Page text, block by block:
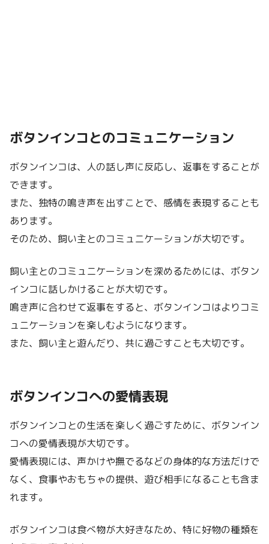
ボタンインコとのコミュニケーション
ボタンインコは、人の話し声に反応し、返事をすることが
できます。
また、独特の鳴き声を出すことで、感情を表現することも
あります。
そのため、飼い主とのコミュニケーションが大切です。
飼い主とのコミュニケーションを深めるためには、ボタン
インコに話しかけることが大切です。
鳴き声に合わせて返事をすると、ボタンインコはよりコミ
ュニケーションを楽しむようになります。
また、飼い主と遊んだり、共に過ごすことも大切です。
ボタンインコへの愛情表現
ボタンインコとの生活を楽しく過ごすために、ボタンイン
コへの愛情表現が大切です。
愛情表現には、声かけや撫でるなどの身体的な方法だけで
なく、食事やおもちゃの提供、遊び相手になることも含ま
れます。
ボタンインコは食べ物が大好きなため、特に好物の種類を